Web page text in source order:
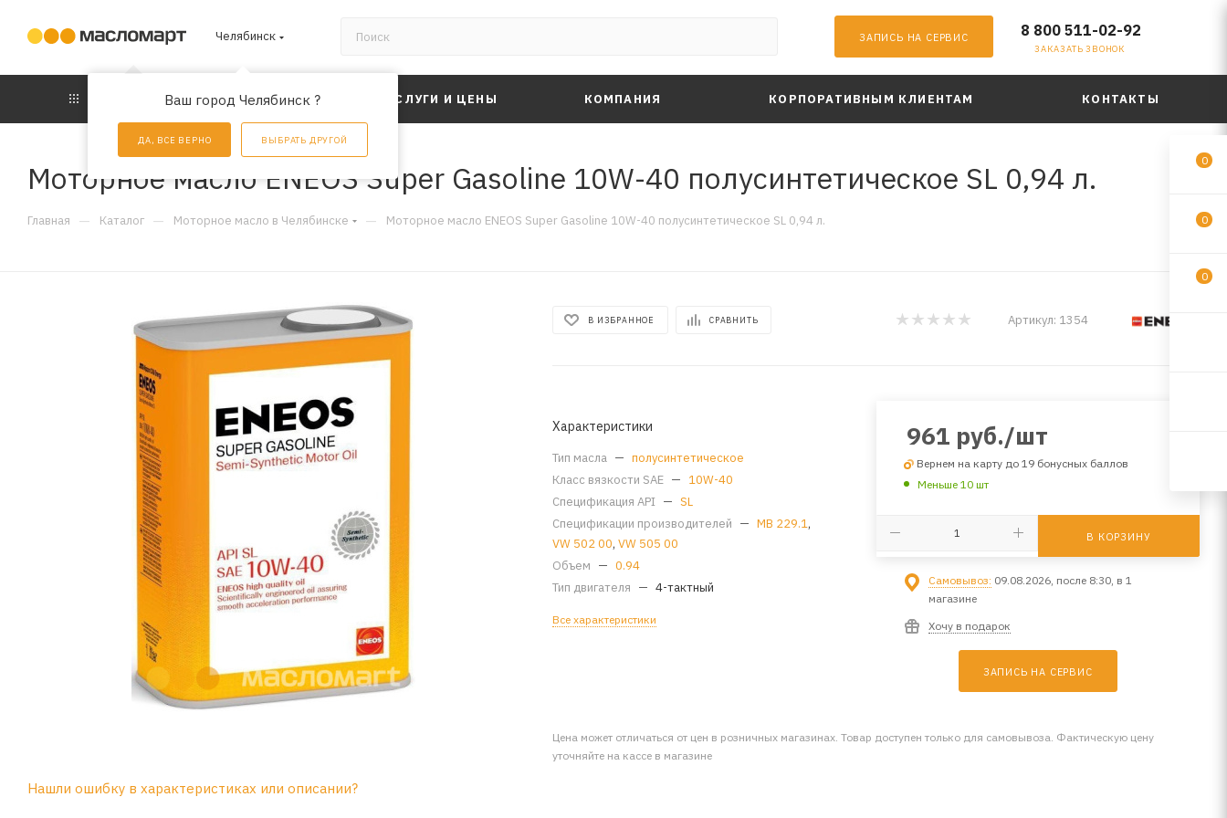
Челябинск
Ваш город Челябинск ?
ДА, ВСЕ ВЕРНО ВЫБРАТЬ ДРУГОЙ
ЗАПИСЬ НА СЕРВИС 8 800 511-02-92
ЗАКАЗАТЬ ЗВОНОК
АКЦИИ УСЛУГИ И ЦЕНЫ КОМПАНИЯ КОРПОРАТИВНЫМ КЛИЕНТАМ КОНТАКТЫ
Моторное масло ENEOS Super Gasoline 10W-40 полусинтетическое SL 0,94 л.
Главная — Каталог — Моторное масло в Челябинске — Моторное масло ENEOS Super Gasoline 10W-40 полусинтетическое SL 0,94 л.
В ИЗБРАННОЕ СРАВНИТЬ Артикул: 1354
Характеристики
Тип масла — полусинтетическое
Класс вязкости SAE — 10W-40
Спецификация API — SL
Спецификации производителей — MB 229.1,
VW 502 00,VW 505 00
Объем — 0.94
Тип двигателя — 4-тактный
Все характеристики
961 руб./шт
Вернем на карту до 19 бонусных баллов
Меньше 10 шт
В КОРЗИНУ
Самовывоз: 09.08.2026, после 8:30, в 1
магазине
Хочу в подарок
ЗАПИСЬ НА СЕРВИС
Цена может отличаться от цен в розничных магазинах. Товар доступен только для самовывоза. Фактическую цену
уточняйте на кассе в магазине
Нашли ошибку в характеристиках или описании?
0
0
0